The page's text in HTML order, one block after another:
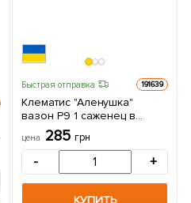
Быстрая отправка 191639
Клематис "Аленушка"
вазон Р9 1 саженец в
упаковке
цена 285 грн
- +
КУПИТЬ